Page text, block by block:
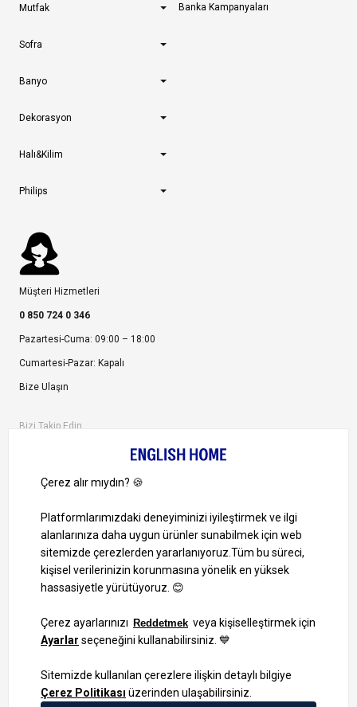
Mutfak
Sofra
Banyo
Dekorasyon
Halı&Kilim
Philips
Banka Kampanyaları
Müşteri Hizmetleri
0 850 724 0 346
Pazartesi-Cuma: 09:00 – 18:00
Cumartesi-Pazar: Kapalı
Bize Ulaşın
Bizi Takip Edin
1000 TL ve Üzeri Alışverişlerinizde Kargo Bedava!
Bilgi Toplum Hizmetleri
KVKK Veri İşleme Politikamız
Site Haritası